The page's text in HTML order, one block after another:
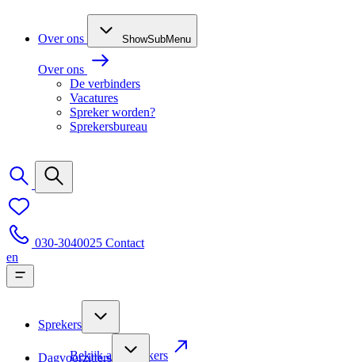
Over ons ShowSubMenu
Over ons
De verbinders
Vacatures
Spreker worden?
Sprekersbureau
030-3040025 Contact
en
Sprekers
Bekijk alle sprekers
Dagvoorzitters